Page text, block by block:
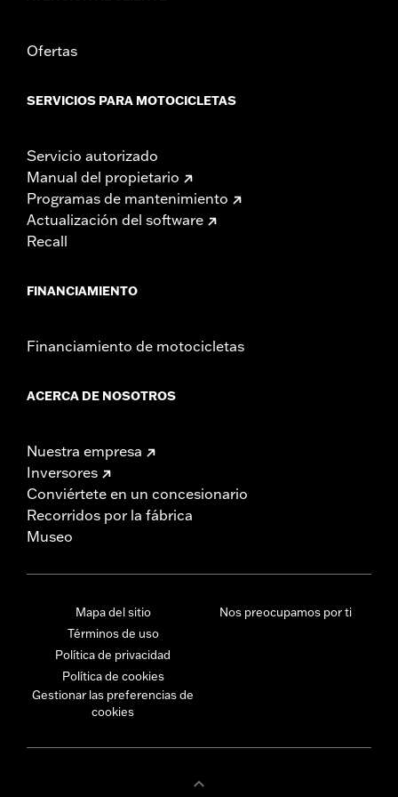
Ofertas
SERVICIOS PARA MOTOCICLETAS
Servicio autorizado
Manual del propietario
Programas de mantenimiento
Actualización del software
Recall
FINANCIAMIENTO
Financiamiento de motocicletas
ACERCA DE NOSOTROS
Nuestra empresa
Inversores
Conviértete en un concesionario
Recorridos por la fábrica
Museo
Mapa del sitio
Términos de uso
Política de privacidad
Política de cookies
Gestionar las preferencias de
cookies
Nos preocupamos por ti